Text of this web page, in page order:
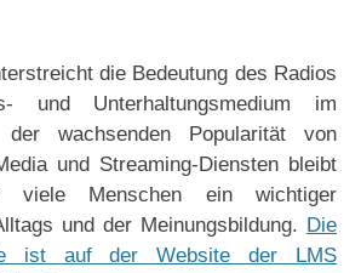
die Bedeutung des Radios
und Unterhaltungsmedium im
der wachsenden Popularität von
und Streaming-Diensten bleibt
Menschen ein wichtiger
und der Meinungsbildung. Die
ist auf der Website der LMS